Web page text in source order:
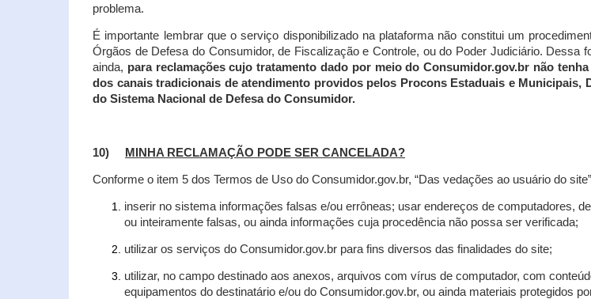
problema.
É importante lembrar que o serviço disponibilizado na plataforma não constitui um
Órgãos de Defesa do Consumidor, de Fiscalização e Controle, ou do Poder Judiciário. Dessa
ainda, para reclamações cujo tratamento dado por meio do Consumidor.gov.br não
dos canais tradicionais de atendimento providos pelos Procons Estaduais e
do Sistema Nacional de Defesa do Consumidor.
10) MINHA RECLAMAÇÃO PODE SER CANCELADA?
Conforme o item 5 dos Termos de Uso do Consumidor.gov.br, “Das vedações ao usuário do
inserir no sistema informações falsas e/ou errôneas; usar endereços de computadores,
ou inteiramente falsas, ou ainda informações cuja procedência não possa ser verificada;
utilizar os serviços do Consumidor.gov.br para fins diversos das finalidades do site;
utilizar, no campo destinado aos anexos, arquivos com vírus de computador, com
equipamentos do destinatário e/ou do Consumidor.gov.br, ou ainda materiais protegidos